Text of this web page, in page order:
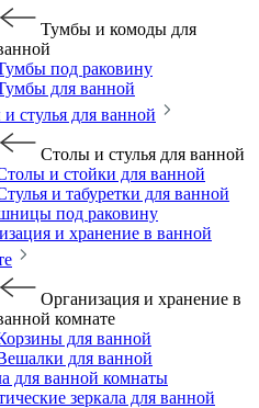
Тумбы и комоды для
под раковину
для ванной
стулья для ванной
Столы и стулья для ванной
и стойки для ванной
и табуретки для ванной
под раковину
и хранение в ванной
Организация и хранение в
комнате
для ванной
для ванной
для ванной комнаты
зеркала для ванной